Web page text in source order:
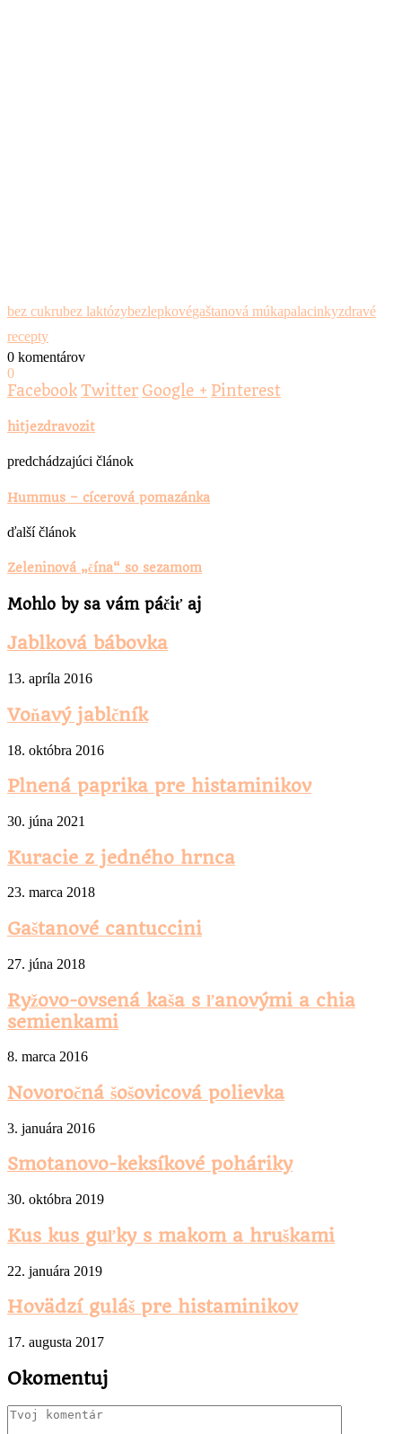
bez cukrubez laktózybezlepkovégaštanová múkapalacinkyzdravé
recepty
0 komentárov
0
Facebook Twitter Google + Pinterest
hitjezdravozit
predchádzajúci článok
Hummus – cícerová pomazánka
ďalší článok
Zeleninová „čína“ so sezamom
Mohlo by sa vám páčiť aj
Jablková bábovka
13. apríla 2016
Voňavý jablčník
18. októbra 2016
Plnená paprika pre histaminikov
30. júna 2021
Kuracie z jedného hrnca
23. marca 2018
Gaštanové cantuccini
27. júna 2018
Ryžovo-ovsená kaša s ľanovými a chia
semienkami
8. marca 2016
Novoročná šošovicová polievka
3. januára 2016
Smotanovo-keksíkové poháriky
30. októbra 2019
Kus kus guľky s makom a hruškami
22. januára 2019
Hovädzí guláš pre histaminikov
17. augusta 2017
Okomentuj